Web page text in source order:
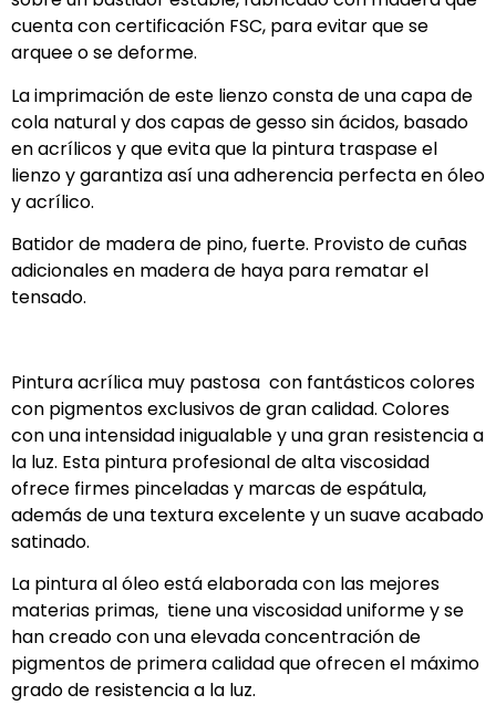
cuenta con certificación FSC, para evitar que se
arquee o se deforme.
La imprimación de este lienzo consta de una capa de
cola natural y dos capas de gesso sin ácidos, basado
en acrílicos y que evita que la pintura traspase el
lienzo y garantiza así una adherencia perfecta en óleo
y acrílico.
Batidor de madera de pino, fuerte. Provisto de cuñas
adicionales en madera de haya para rematar el
tensado.
Pintura acrílica muy pastosa con fantásticos colores
con pigmentos exclusivos de gran calidad. Colores
con una intensidad inigualable y una gran resistencia a
la luz. Esta pintura profesional de alta viscosidad
ofrece firmes pinceladas y marcas de espátula,
además de una textura excelente y un suave acabado
satinado.
La pintura al óleo está elaborada con las mejores
materias primas, tiene una viscosidad uniforme y se
han creado con una elevada concentración de
pigmentos de primera calidad que ofrecen el máximo
grado de resistencia a la luz.